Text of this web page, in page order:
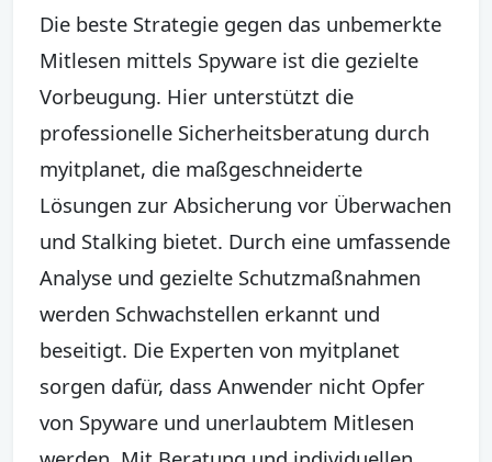
Die beste Strategie gegen das unbemerkte
Mitlesen mittels Spyware ist die gezielte
Vorbeugung. Hier unterstützt die
professionelle Sicherheitsberatung durch
myitplanet, die maßgeschneiderte
Lösungen zur Absicherung vor Überwachen
und Stalking bietet. Durch eine umfassende
Analyse und gezielte Schutzmaßnahmen
werden Schwachstellen erkannt und
beseitigt. Die Experten von myitplanet
sorgen dafür, dass Anwender nicht Opfer
von Spyware und unerlaubtem Mitlesen